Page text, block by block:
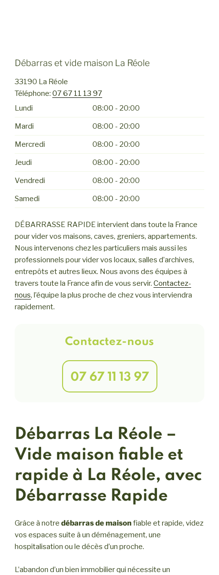
Débarras et vide maison La Réole
33190 La Réole
Téléphone: 07 67 11 13 97
Lundi
08:00 - 20:00
Mardi 08:00 - 20:00
Mercredi 08:00 - 20:00
Jeudi 08:00 - 20:00
Vendredi 08:00 - 20:00
Samedi 08:00 - 20:00
DÉBARRASSE RAPIDE intervient dans toute la France
pour vider vos maisons, caves, greniers, appartements.
Nous intervenons chez les particuliers mais aussi les
professionnels pour vider vos locaux, salles d’archives,
entrepôts et autres lieux. Nous avons des équipes à
travers toute la France afin de vous servir. Contactez-
nous, l’équipe la plus proche de chez vous interviendra
rapidement.
Contactez-nous
07 67 11 13 97
Débarras La Réole –
Vide maison fiable et
rapide à La Réole, avec
Débarrasse Rapide
Grâce à notre débarras de maisonfiable et rapide, videz
vos espaces suite à un déménagement, une
hospitalisation ou le décès d’un proche.
L’abandon d’un bien immobilier qui nécessite un